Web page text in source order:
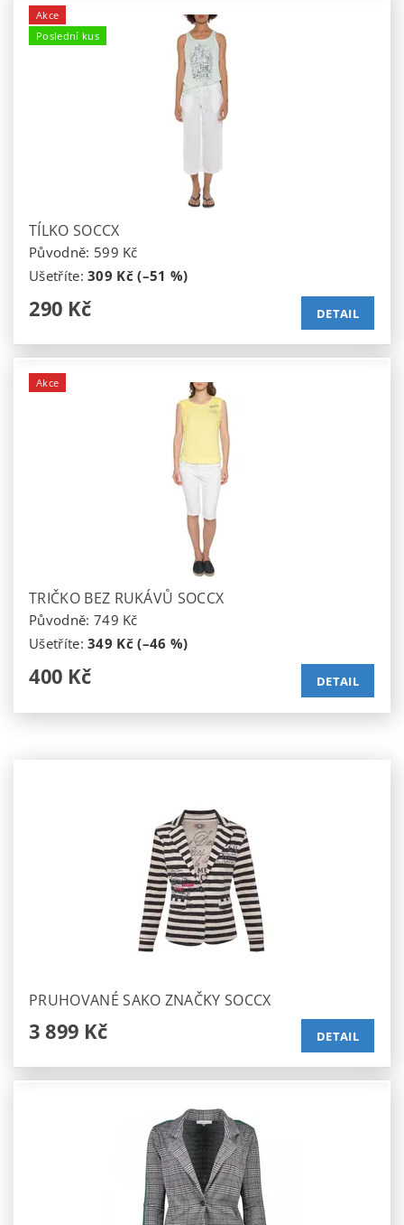
Akce
Poslední kus
TÍLKO SOCCX
Původně: 599 Kč
Ušetříte:309 Kč (–51 %)
290 Kč DETAIL
Akce
TRIČKO BEZ RUKÁVŮ SOCCX
Původně: 749 Kč
Ušetříte:349 Kč (–46 %)
400 Kč DETAIL
PRUHOVANÉ SAKO ZNAČKY SOCCX
3 899 Kč DETAIL